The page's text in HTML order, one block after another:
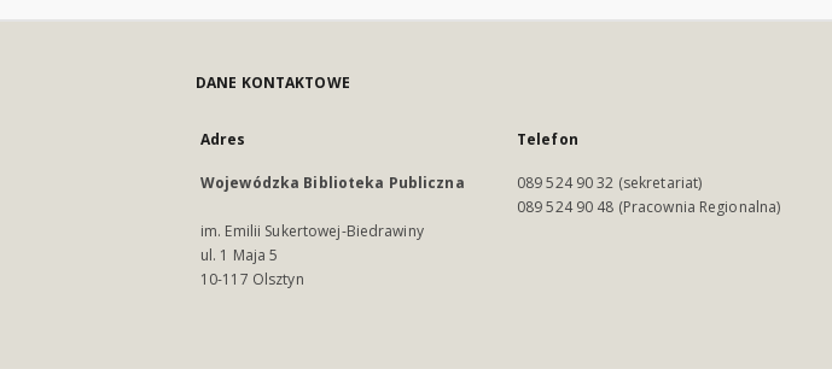
DANE KONTAKTOWE
Adres
Wojewódzka Biblioteka Publiczna
im. Emilii Sukertowej-Biedrawiny
ul. 1 Maja 5
10-117 Olsztyn
Telefon
089 524 90 32 (sekretariat)
089 524 90 48 (Pracownia Regionalna)